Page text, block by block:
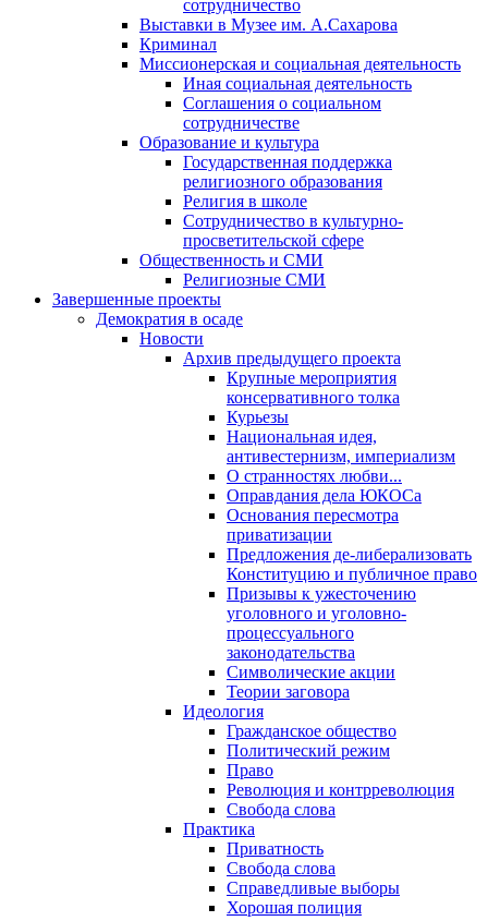
сотрудничество
Выставки в Музее им. А.Сахарова
Криминал
Миссионерская и социальная деятельность
Иная социальная деятельность
Соглашения о социальном
сотрудничестве
Образование и культура
Государственная поддержка
религиозного образования
Религия в школе
Сотрудничество в культурно-
просветительской сфере
Общественность и СМИ
Религиозные СМИ
Завершенные проекты
Демократия в осаде
Новости
Архив предыдущего проекта
Крупные мероприятия
консервативного толка
Курьезы
Национальная идея,
антивестернизм, империализм
О странностях любви...
Оправдания дела ЮКОСа
Основания пересмотра
приватизации
Предложения де-либерализовать
Конституцию и публичное право
Призывы к ужесточению
уголовного и уголовно-
процессуального
законодательства
Символические акции
Теории заговора
Идеология
Гражданское общество
Политический режим
Право
Революция и контрреволюция
Свобода слова
Практика
Приватность
Свобода слова
Справедливые выборы
Хорошая полиция